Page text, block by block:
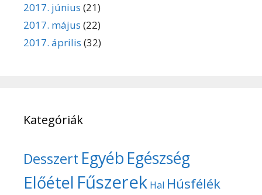
2017. június (21)
2017. május (22)
2017. április (32)
Kategóriák
Desszert Egyéb Egészség
Előétel Fűszerek Hal Húsfélék